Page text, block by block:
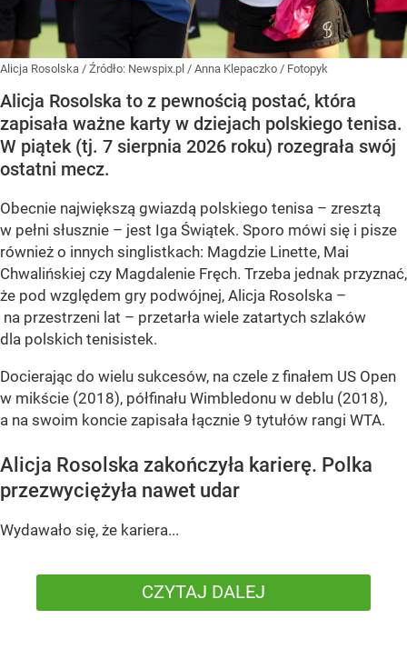
Alicja Rosolska / Źródło: Newspix.pl / Anna Klepaczko / Fotopyk
Alicja Rosolska to z pewnością postać, która
zapisała ważne karty w dziejach polskiego tenisa.
W piątek (tj. 7 sierpnia 2026 roku) rozegrała swój
ostatni mecz.
Obecnie największą gwiazdą polskiego tenisa – zresztą
w pełni słusznie – jest Iga Świątek. Sporo mówi się i pisze
również o innych singlistkach: Magdzie Linette, Mai
Chwalińskiej czy Magdalenie Fręch. Trzeba jednak przyznać,
że pod względem gry podwójnej, Alicja Rosolska –
na przestrzeni lat – przetarła wiele zatartych szlaków
dla polskich tenisistek.
Docierając do wielu sukcesów, na czele z finałem US Open
w mikście (2018), półfinału Wimbledonu w deblu (2018),
a na swoim koncie zapisała łącznie 9 tytułów rangi WTA.
Alicja Rosolska zakończyła karierę. Polka
przezwyciężyła nawet udar
Wydawało się, że kariera...
CZYTAJ DALEJ